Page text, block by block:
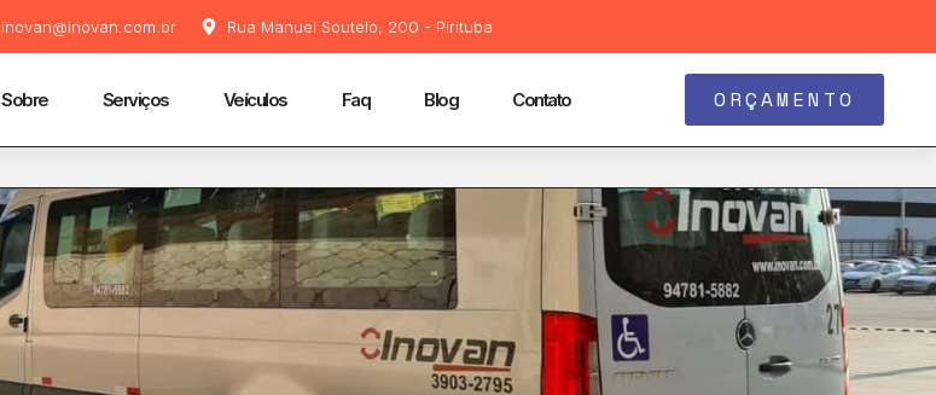
inovan@inovan.com.br Rua Manuel Soutelo, 200 - Pirituba
Sobre Serviços Veículos Faq Blog Contato ORÇAMENTO